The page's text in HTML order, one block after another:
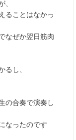
、
ることはなかっ
なぜか翌日筋肉
るし、
の合奏で演奏し
なったのです